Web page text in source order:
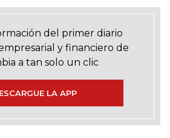
del primer diario
y financiero de
a tan solo un clic
LA APP